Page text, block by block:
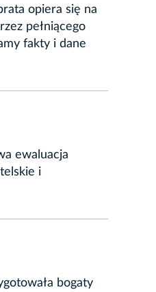
opiera się na
pełniącego
fakty i dane
ewaluacja
i
bogaty